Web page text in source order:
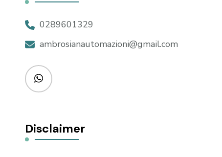
0289601329
ambrosianautomazioni@gmail.com
Disclaimer